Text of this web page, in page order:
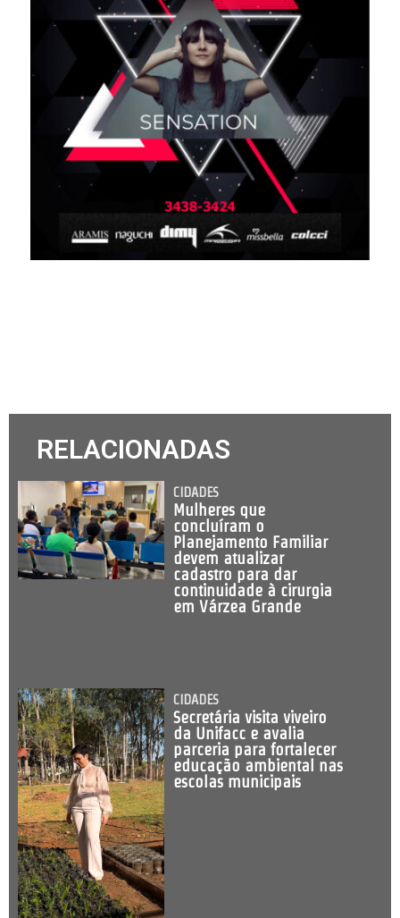
RELACIONADAS
CIDADES
Mulheres que
concluíram o
Planejamento Familiar
devem atualizar
cadastro para dar
continuidade à cirurgia
em Várzea Grande
CIDADES
Secretária visita viveiro
da Unifacc e avalia
parceria para fortalecer
educação ambiental nas
escolas municipais